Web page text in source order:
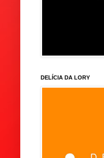
DELÍCIA DA LORY